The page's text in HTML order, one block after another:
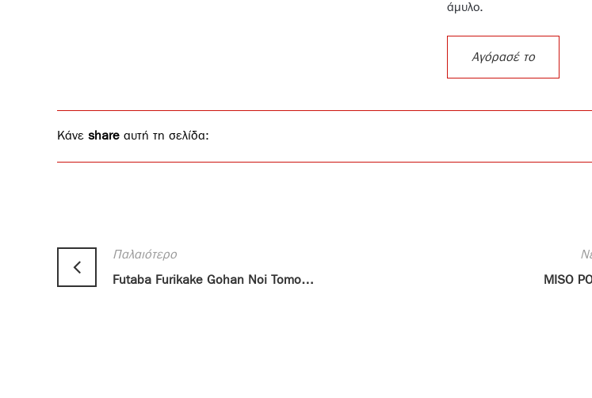
άμυλο.
Αγόρασέ το
Κάνε share αυτή τη σελίδα:
Παλαιότερο
Futaba Furikake Gohan Noi Tomo 70gr
MISO